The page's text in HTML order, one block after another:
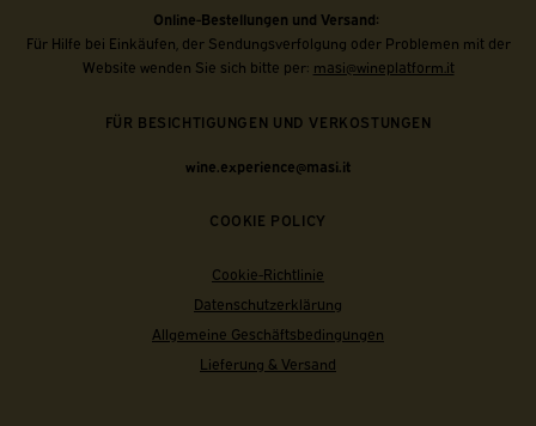
Online-Bestellungen und Versand:
Für Hilfe bei Einkäufen, der Sendungsverfolgung oder Problemen mit der
Website wenden Sie sich bitte per: masi@wineplatform.it
FÜR BESICHTIGUNGEN UND VERKOSTUNGEN
wine.experience@masi.it
COOKIE POLICY
Cookie-Richtlinie
Datenschutzerklärung
Allgemeine Geschäftsbedingungen
Lieferung & Versand